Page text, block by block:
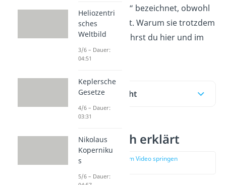
oder „Morgenstern“ bezeichnet, obwohl
sie gar kein Stern ist. Warum sie trotzdem
so hell leuchtet erfährst du hier und im
Video!
Inhaltsübersicht
Venus einfach erklärt
zur Stelle im Video springen
Heliozentri
sches
Weltbild
3/6 – Dauer:
04:51
Keplersche
Gesetze
4/6 – Dauer:
03:31
Nikolaus
Koperniku
s
5/6 – Dauer: